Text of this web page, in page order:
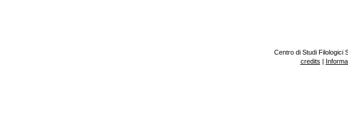
Centro di Studi Filologici
credits |